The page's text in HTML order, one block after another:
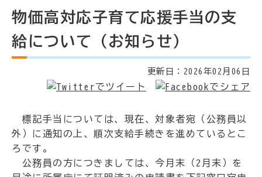
物価高対応子育て応援手当の支
給について（お知らせ）
更新日： 2026年02月06日
標記手当については、現在、対象者宛（公務員以
外）に通知の上、順次支給手続きを進めているとこ
ろです。
公務員の方につきましては、今月末（2月末）を